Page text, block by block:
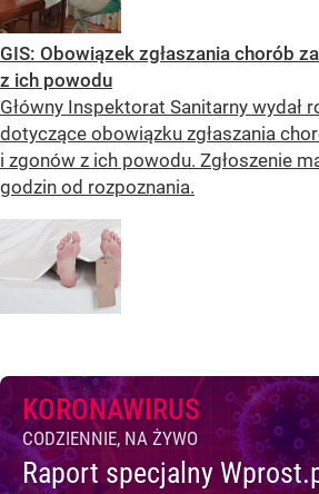
GIS: Obowiązek zgłaszania chorób
z ich powodu
Główny Inspektorat Sanitarny wydał
dotyczące obowiązku zgłaszania
i zgonów z ich powodu. Zgłoszenie
godzin od rozpoznania.
KORONAWIRUS
CODZIENNIE, NA ŻYWO
Raport specjalny